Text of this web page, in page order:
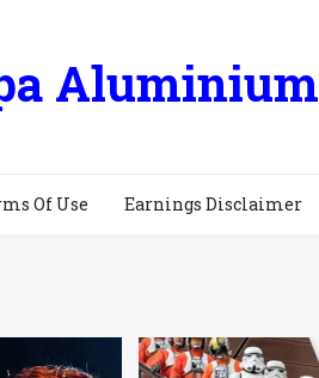
Aluminium
Of Use Earnings Disclaimer